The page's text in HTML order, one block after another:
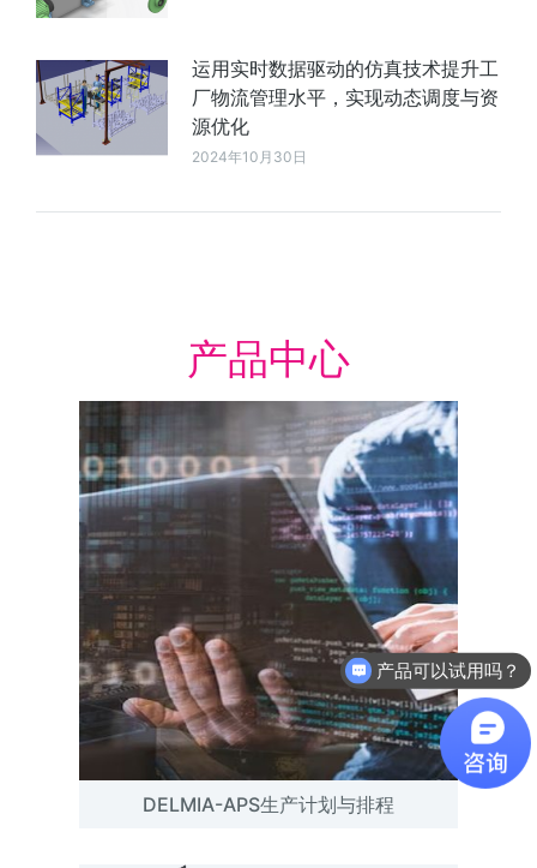
运用实时数据驱动的仿真技术提升工
厂物流管理水平，实现动态调度与资
源优化
2024年10月30日
产品中心
DELMIA-APS生产计划与排程
产品可以试用吗？
软件有折扣吗？